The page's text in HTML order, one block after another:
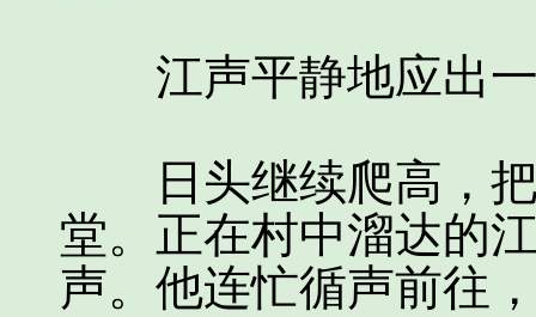
江声平静地应出
日头继续爬高，把
堂。正在村中溜达的
声。他连忙循声前往